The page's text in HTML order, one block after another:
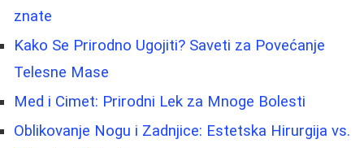
znate
Kako Se Prirodno Ugojiti? Saveti za Povećanje
Telesne Mase
Med i Cimet: Prirodni Lek za Mnoge Bolesti
Oblikovanje Nogu i Zadnjice: Estetska Hirurgija vs.